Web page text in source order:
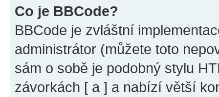
Co je BBCode?
BBCode je zvláštní
administrátor (můžete toto
sám o sobě je podobný stylu
závorkách [ a ] a nabízí větší